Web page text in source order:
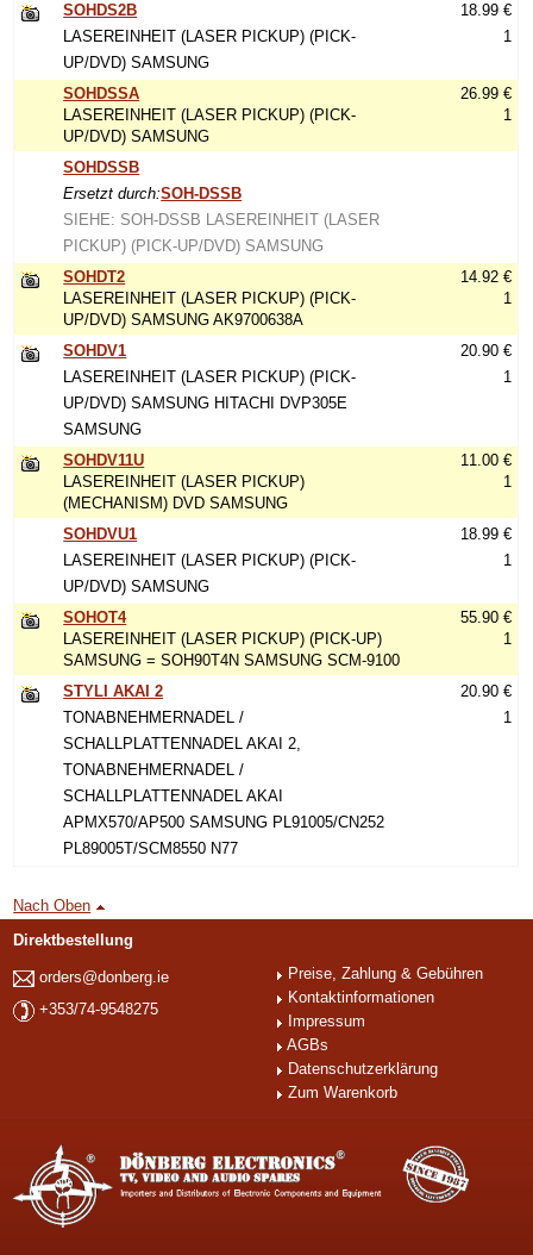
SOHDS2B
LASEREINHEIT (LASER PICKUP) (PICK-
UP/DVD) SAMSUNG
18.99 €
1
SOHDSSA
LASEREINHEIT (LASER PICKUP) (PICK-
UP/DVD) SAMSUNG
26.99 €
1
SOHDSSB
Ersetzt durch:SOH-DSSB
SIEHE: SOH-DSSB LASEREINHEIT (LASER
PICKUP) (PICK-UP/DVD) SAMSUNG
SOHDT2
LASEREINHEIT (LASER PICKUP) (PICK-
UP/DVD) SAMSUNG AK9700638A
14.92 €
1
SOHDV1
LASEREINHEIT (LASER PICKUP) (PICK-
UP/DVD) SAMSUNG HITACHI DVP305E
SAMSUNG
20.90 €
1
SOHDV11U
LASEREINHEIT (LASER PICKUP)
(MECHANISM) DVD SAMSUNG
11.00 €
1
SOHDVU1
LASEREINHEIT (LASER PICKUP) (PICK-
UP/DVD) SAMSUNG
18.99 €
1
SOHOT4
LASEREINHEIT (LASER PICKUP) (PICK-UP)
SAMSUNG = SOH90T4N SAMSUNG SCM-9100
55.90 €
1
STYLI AKAI 2
TONABNEHMERNADEL /
SCHALLPLATTENNADEL AKAI 2,
TONABNEHMERNADEL /
SCHALLPLATTENNADEL AKAI
APMX570/AP500 SAMSUNG PL91005/CN252
PL89005T/SCM8550 N77
20.90 €
1
Nach Oben
Direktbestellung
orders@donberg.ie
+353/74-9548275
Preise, Zahlung & Gebühren
Kontaktinformationen
Impressum
AGBs
Datenschutzerklärung
Zum Warenkorb